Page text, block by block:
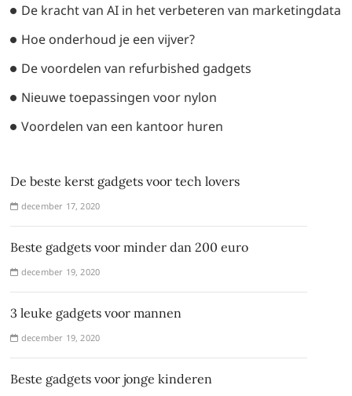
De kracht van AI in het verbeteren van marketingdata
Hoe onderhoud je een vijver?
De voordelen van refurbished gadgets
Nieuwe toepassingen voor nylon
Voordelen van een kantoor huren
De beste kerst gadgets voor tech lovers
december 17, 2020
Beste gadgets voor minder dan 200 euro
december 19, 2020
3 leuke gadgets voor mannen
december 19, 2020
Beste gadgets voor jonge kinderen